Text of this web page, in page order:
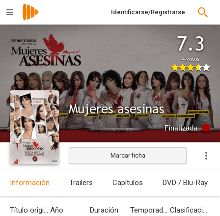
Identificarse/Registrarse
7.3
4 votos
Mujeres asesinas
Finalizada
Marcar ficha
Información Trailers Capítulos DVD / Blu-Ray
Título original Año Duración Temporadas Clasificación por edades